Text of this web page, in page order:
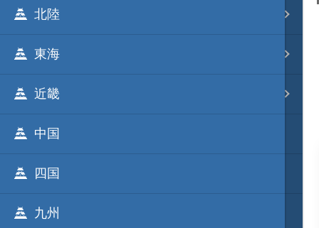
北陸
東海
近畿
中国
四国
九州
合戦 地域分類
事変 地域分類
逸話 分類一覧
戦国ニュース
寺社・城・庭園ニュース
信長の野望ニュース